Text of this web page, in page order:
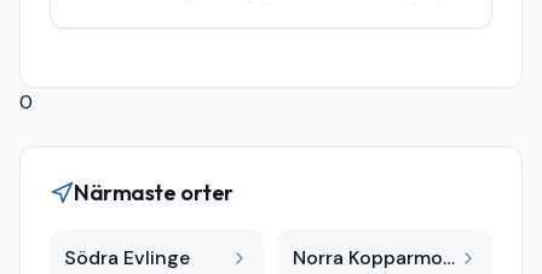
0
Närmaste orter
Södra Evlinge Norra Kopparmora